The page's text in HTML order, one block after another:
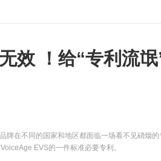
效 ！给“专利流氓
在不同的国家和地区都面临一场看不见硝烟的
EVS的一件标准必要专利。